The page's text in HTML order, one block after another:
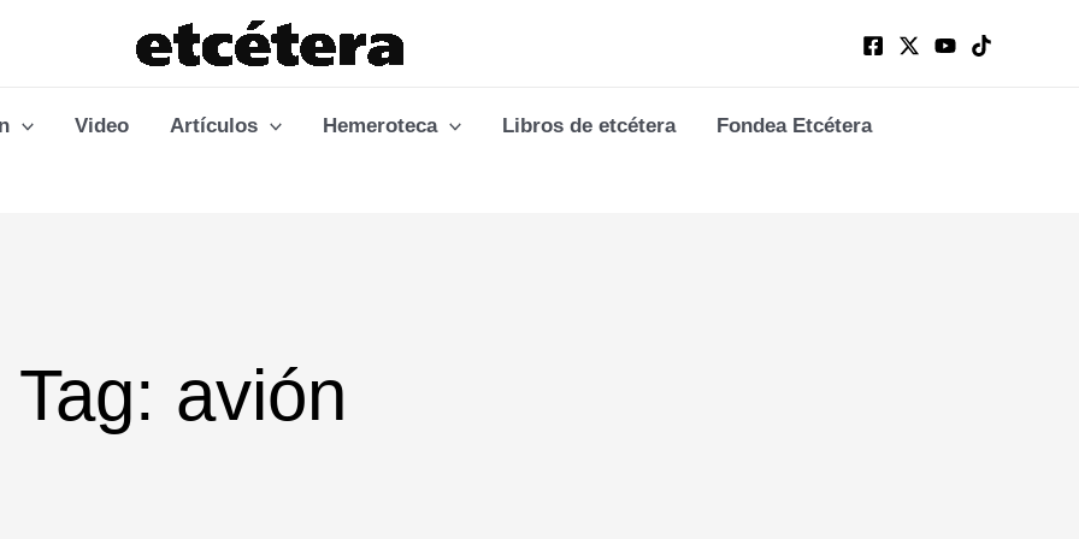
Video Artículos Hemeroteca Libros de etcétera Fondea Etcétera
Tag: avión